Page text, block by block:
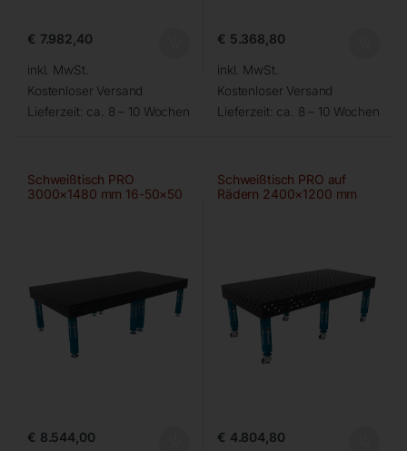
€ 7.982,40
inkl. MwSt.
Kostenloser Versand
Lieferzeit: ca. 8 – 10 Wochen
€ 5.368,80
inkl. MwSt.
Kostenloser Versand
Lieferzeit: ca. 8 – 10 Wochen
Schweißtisch PRO
3000×1480 mm 16-50×50
€ 8.544,00
Schweißtisch PRO auf
Rädern 2400×1200 mm
€ 4.804,80